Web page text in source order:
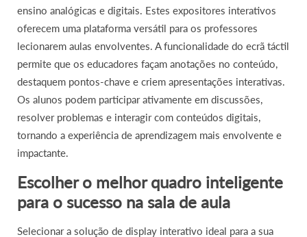
ensino analógicas e digitais. Estes expositores interativos
oferecem uma plataforma versátil para os professores
lecionarem aulas envolventes. A funcionalidade do ecrã táctil
permite que os educadores façam anotações no conteúdo,
destaquem pontos-chave e criem apresentações interativas.
Os alunos podem participar ativamente em discussões,
resolver problemas e interagir com conteúdos digitais,
tornando a experiência de aprendizagem mais envolvente e
impactante.
Escolher o melhor quadro inteligente
para o sucesso na sala de aula
Selecionar a solução de display interativo ideal para a sua